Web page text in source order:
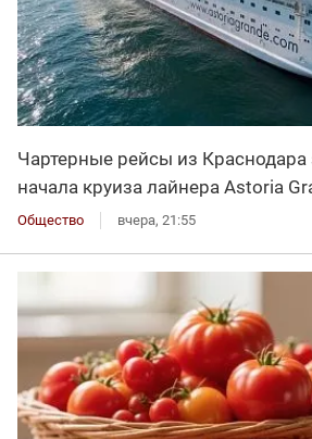
Чартерные рейсы из Краснодара
начала круиза лайнера Astoria
Общество вчера, 21:55